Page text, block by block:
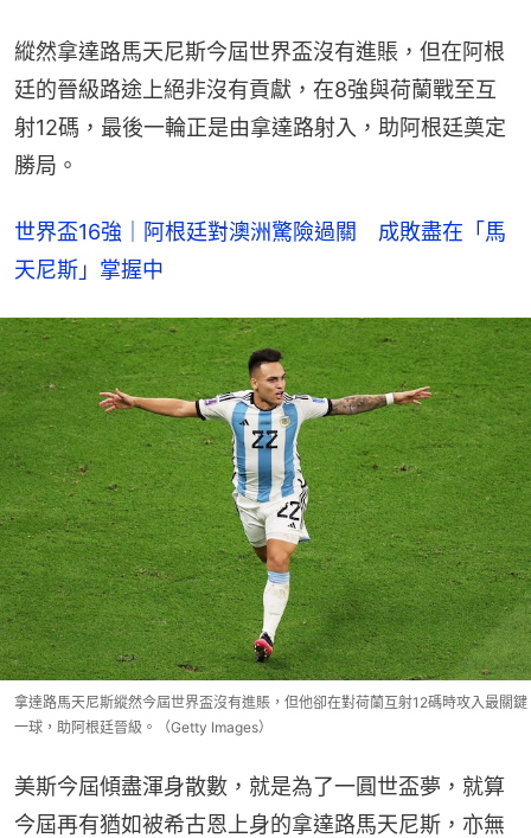
縱然拿達路馬天尼斯今屆世界盃沒有進賬，但在阿根
廷的晉級路途上絕非沒有貢獻，在8強與荷蘭戰至互
射12碼，最後一輪正是由拿達路射入，助阿根廷奠定
勝局。
世界盃16強｜阿根廷對澳洲驚險過關　成敗盡在「馬
天尼斯」掌握中
拿達路馬天尼斯縱然今屆世界盃沒有進賬，但他卻在對荷蘭互射12碼時攻入最關鍵
一球，助阿根廷晉級。（Getty Images）
美斯今屆傾盡渾身散數，就是為了一圓世盃夢，就算
今屆再有猶如被希古恩上身的拿達路馬天尼斯，亦無